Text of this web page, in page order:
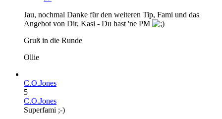
Jau, nochmal Danke für den weiteren Tip, Fami und das
Angebot von Dir, Kasi - Du hast 'ne PM
Gruß in die Runde
Ollie
C.O.Jones
5
C.O.Jones
Superfami ;-)